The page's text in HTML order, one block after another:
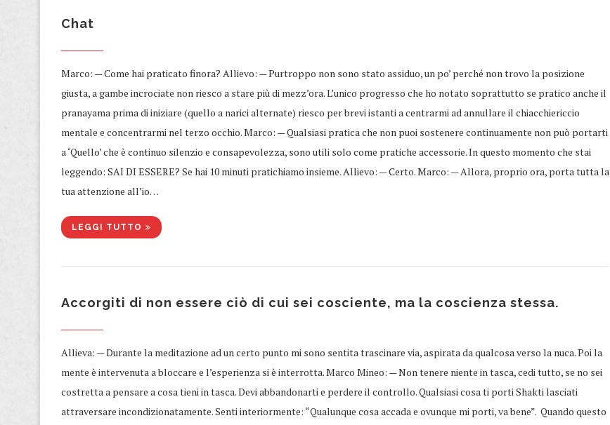
Chat
Marco: — Come hai praticato finora? Allievo: — Purtroppo non sono stato assiduo, un po’ perché non trovo la posizione
giusta, a gambe incrociate non riesco a stare più di mezz’ora. L’unico progresso che ho notato soprattutto se pratico anche il
pranayama prima di iniziare (quello a narici alternate) riesco per brevi istanti a centrarmi ad annullare il chiacchiericcio
mentale e concentrarmi nel terzo occhio. Marco: — Qualsiasi pratica che non puoi sostenere continuamente non può portarti
a ‘Quello’ che è continuo silenzio e consapevolezza, sono utili solo come pratiche accessorie. In questo momento che stai
leggendo: SAI DI ESSERE? Se hai 10 minuti pratichiamo insieme. Allievo: — Certo. Marco: — Allora, proprio ora, porta tutta la
tua attenzione all’io…
LEGGI TUTTO
Accorgiti di non essere ciò di cui sei cosciente, ma la coscienza stessa.
​Allieva: — Durante la meditazione ad un certo punto mi sono sentita trascinare via, aspirata da qualcosa verso la nuca. Poi la
mente è intervenuta a bloccare e l’esperienza si è interrotta. Marco Mineo: — Non tenere niente in tasca, cedi tutto, se no sei
costretta a pensare a cosa tieni in tasca. Devi abbandonarti e perdere il controllo. Qualsiasi cosa ti porti Shakti lasciati
attraversare incondizionatamente. Senti interiormente: “Qualunque cosa accada e ovunque mi porti, va bene”. Quando questo